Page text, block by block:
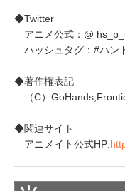
◆Twitter
アニメ公式：@
ハッシュタグ：#ハン
◆著作権表記
（C）
◆関連サイト
アニメイト公式HP: